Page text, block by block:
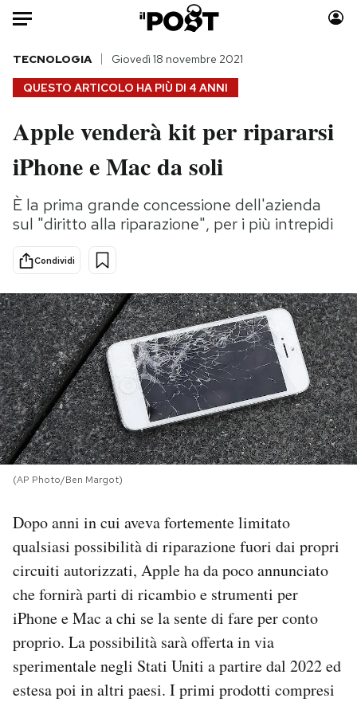
Auto
HOME
Italia
Politica
Tecnologia
Internet
Scienza
Cultura
Economia
Sport
Moda
Consumismi
Storie/Idee
Ok Boomer!
Altrecose
Mondiali calcio 2026
PODCAST
NEWSLETTER
SHOP
CALENDARIO
AREA PERSONALE
Area Personale
QUESTO ARTICOLO HA PIÙ DI 4 ANNI
TECNOLOGIA Giovedì 18 novembre 2021
Apple venderà kit per ripararsi
iPhone e Mac da soli
È la prima grande concessione dell'azienda
sul "diritto alla riparazione", per i più intrepidi
Condividi
(AP Photo/Ben Margot)
Dopo anni in cui aveva fortemente limitato
qualsiasi possibilità di riparazione fuori dai propri
circuiti autorizzati, Apple ha da poco annunciato
che fornirà parti di ricambio e strumenti per
iPhone e Mac a chi se la sente di fare per conto
proprio. La possibilità sarà offerta in via
sperimentale negli Stati Uniti a partire dal 2022 ed
estesa poi in altri paesi. I primi prodotti compresi